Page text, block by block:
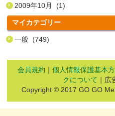
2009年10月 (1)
マイカテゴリー
一般 (749)
会員規約 ｜ 個人情報保護基本
クについて ｜
Copyright © 2017 GO GO